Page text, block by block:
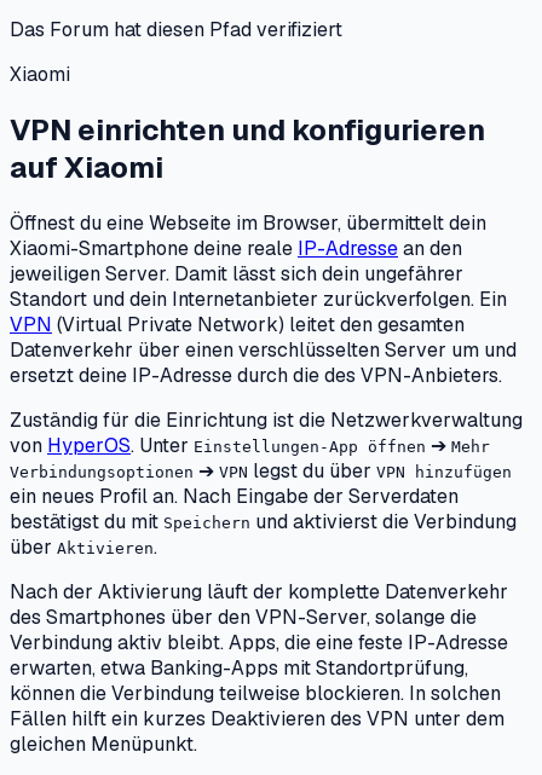
Das Forum hat diesen Pfad verifiziert
Xiaomi
VPN einrichten und konfigurieren
aufXiaomi
Öffnest du eine Webseite im Browser, übermittelt dein
Xiaomi-Smartphone deine reale IP-Adressean den
jeweiligen Server. Damit lässt sich dein ungefährer
Standort und dein Internetanbieter zurückverfolgen. Ein
VPN (Virtual Private Network) leitet den gesamten
Datenverkehr über einen verschlüsselten Server um und
ersetzt deine IP-Adresse durch die des VPN-Anbieters.
Zuständig für die Einrichtung ist die Netzwerkverwaltung
von HyperOS. Unter Einstellungen-App öffnen ➔ Mehr
Verbindungsoptionen ➔ VPN legst du über VPN hinzufügen
ein neues Profil an. Nach Eingabe der Serverdaten
bestätigst du mit Speichern und aktivierst die Verbindung
über Aktivieren.
Nach der Aktivierung läuft der komplette Datenverkehr
des Smartphones über den VPN-Server, solange die
Verbindung aktiv bleibt. Apps, die eine feste IP-Adresse
erwarten, etwa Banking-Apps mit Standortprüfung,
können die Verbindung teilweise blockieren. In solchen
Fällen hilft ein kurzes Deaktivieren des VPN unter dem
gleichen Menüpunkt.